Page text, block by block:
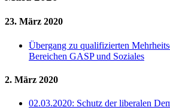
23. März 2020
Übergang zu qualifizierten
Bereichen GASP und Soziales
2. März 2020
02.03.2020: Schutz der liberalen